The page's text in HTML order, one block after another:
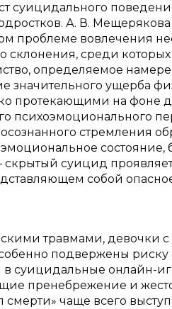
суицидального
А. В.
проблеме вовлечения
склонения, среди
определяемое
ущерба
протекающими на фоне
психоэмоционального
стремления
состояние,
суицид
собой
травмами, девочки
подвержены риску
в суицидальные онлайн-
пренебрежение и
чаще всего